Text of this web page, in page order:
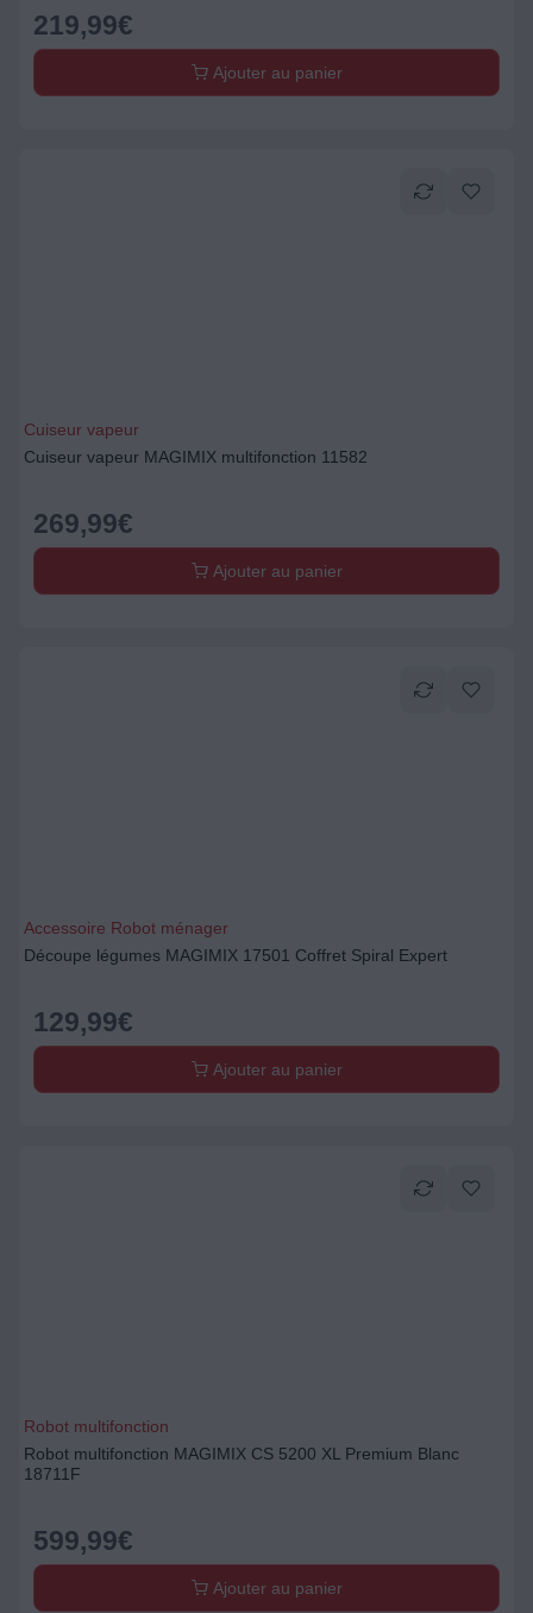
219,99€
Ajouter au panier
Cuiseur vapeur
Cuiseur vapeur MAGIMIX multifonction 11582
269,99€
Ajouter au panier
Accessoire Robot ménager
Découpe légumes MAGIMIX 17501 Coffret Spiral Expert
129,99€
Ajouter au panier
Robot multifonction
Robot multifonction MAGIMIX CS 5200 XL Premium Blanc
18711F
599,99€
Ajouter au panier